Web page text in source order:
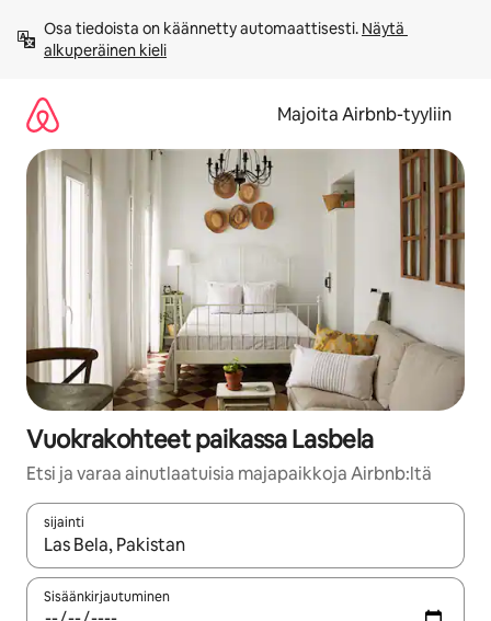
sisältö
väliin
Osa tiedoista on käännetty automaattisesti. Näytä
alkuperäinen kieli
Majoita Airbnb-tyyliin
Vuokrakohteet paikassa Lasbela
Etsi ja varaa ainutlaatuisia majapaikkoja Airbnb:ltä
sijainti
Kun tulokset ovat saatavilla, navigoi ylös- ja alas-
Sisäänkirjautuminen